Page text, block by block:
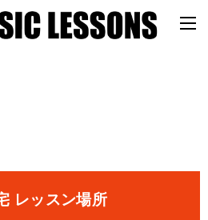
レッスン場所